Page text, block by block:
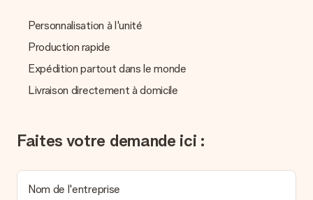
Nous déplorons le fait que votre cadeau ne vous plaise pas.
Vous pouvez dans ce cas contacter notre service client qui
vous aidera à trouver une solution satisfaisante.
La facture est-elle envoyée avec le cadeau ?
Nous n’envoyons pas de facture avec le cadeau. Nous vous
l’envoyons par e-mail avec la confirmation de commande. Vous
envoyer directement le cadeau à l’heureux destinataire, pour
Personnalisation à l'unité
Production rapide
Expédition partout dans le monde
Livraison directement à domicile
Faites votre demande ici :
Nom de l'entreprise